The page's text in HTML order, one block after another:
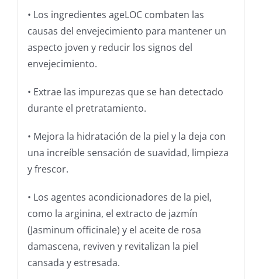
• Los ingredientes ageLOC combaten las
causas del envejecimiento para mantener un
aspecto joven y reducir los signos del
envejecimiento.
• Extrae las impurezas que se han detectado
durante el pretratamiento.
• Mejora la hidratación de la piel y la deja con
una increíble sensación de suavidad, limpieza
y frescor.
• Los agentes acondicionadores de la piel,
como la arginina, el extracto de jazmín
(Jasminum officinale) y el aceite de rosa
damascena, reviven y revitalizan la piel
cansada y estresada.